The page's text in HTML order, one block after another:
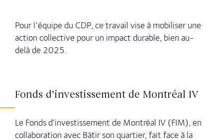
Pour l’équipe du CDP, ce travail vise à mobiliser une
action collective pour un impact durable, bien au-
delà de 2025.
Fonds d’investissement de Montréal IV
Le Fonds d’investissement de Montréal IV (FIM), en
collaboration avec Bâtir son quartier, fait face à la